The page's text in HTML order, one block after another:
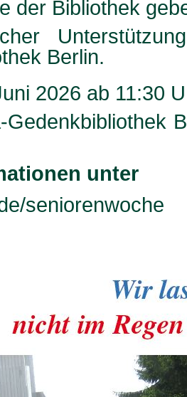
der Bibliothek
Berlin.
2026 ab 11:30
Gedenkbibliothek
unter
seniorenwoche